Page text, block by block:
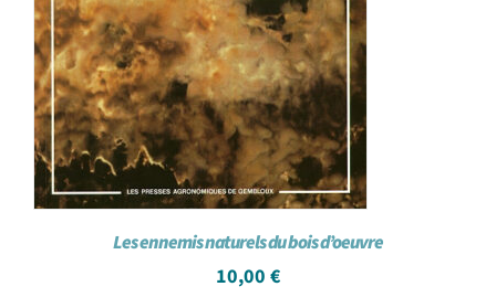
Les ennemis naturels du bois d’oeuvre
10,00 €